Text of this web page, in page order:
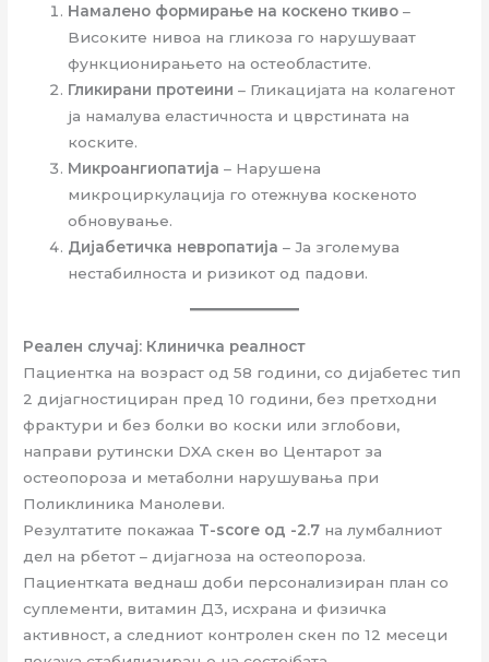
Намалено формирање на коскено ткиво –
Високите нивоа на гликоза го нарушуваат
функционирањето на остеобластите.
Гликирани протеини – Гликацијата на колагенот
ја намалува еластичноста и цврстината на
коските.
Микроангиопатија – Нарушена
микроциркулација го отежнува коскеното
обновување.
Дијабетичка невропатија – Ја зголемува
нестабилноста и ризикот од падови.
Реален случај: Клиничка реалност
Пациентка на возраст од 58 години, со дијабетес тип
2 дијагностициран пред 10 години, без претходни
фрактури и без болки во коски или зглобови,
направи рутински DXA скен во Центарот за
остеопороза и метаболни нарушувања при
Поликлиника Манолеви.
Резултатите покажаа T-score од -2.7 на лумбалниот
дел на рбетот – дијагноза на остеопороза.
Пациентката веднаш доби персонализиран план со
суплементи, витамин Д3, исхрана и физичка
активност, а следниот контролен скен по 12 месеци